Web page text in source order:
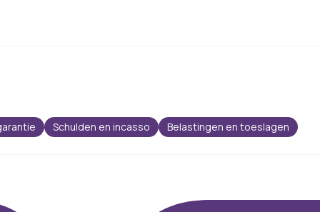
Schulden en incasso Belastingen en toeslagen